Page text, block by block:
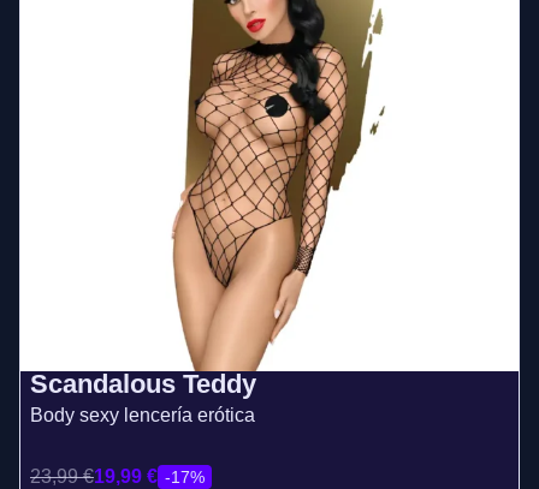
Scandalous Teddy
Body sexy lencería erótica
23,99€19,99 € -17%